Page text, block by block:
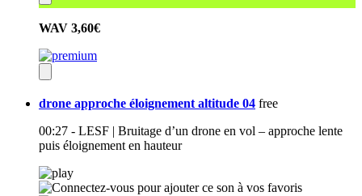
WAV 3,60€
drone approche éloignement altitude 04 free
00:27 - LESF | Bruitage d’un drone en vol – approche lente
puis éloignement en hauteur